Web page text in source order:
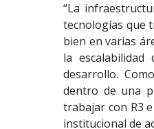
“La
tecnologías que
bien en varias
la
desarrollo.
dentro de una
trabajar con R3
institucional de